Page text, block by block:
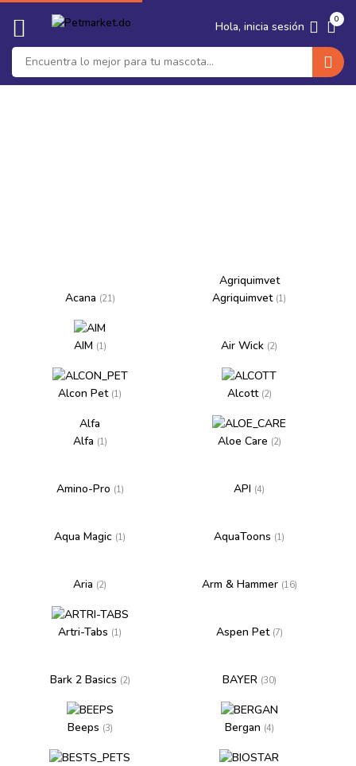
🐶 Seguro Medico para tu Perro · ›
Hola, inicia sesión 0
Acana (21)
Agriquimvet
Agriquimvet (1)
AIM (1) Air Wick (2)
Alcon Pet (1) Alcott (2)
Alfa
Alfa (1) Aloe Care (2)
Amino-Pro (1) API (4)
Aqua Magic (1) AquaToons (1)
Aria (2) Arm & Hammer (16)
Artri-Tabs (1) Aspen Pet (7)
Bark 2 Basics (2) BAYER (30)
Beeps (3) Bergan (4)